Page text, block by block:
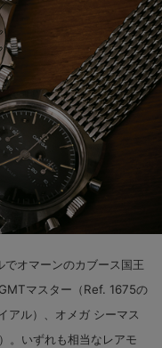
オマーンのカブース国王
マスター（Ref. 1675の
アル）、オメガ シーマス
。いずれも相当なレアモ